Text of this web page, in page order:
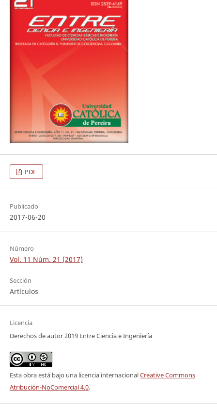
PDF
Publicado
2017-06-20
Número
Vol. 11 Núm. 21 (2017)
Sección
Artículos
Licencia
Derechos de autor 2019 Entre Ciencia e Ingeniería
Esta obra está bajo una licencia internacionalCreative Commons
Atribución-NoComercial 4.0.